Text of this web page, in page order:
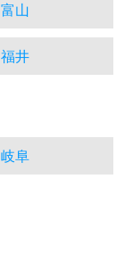
富山
福井
岐阜